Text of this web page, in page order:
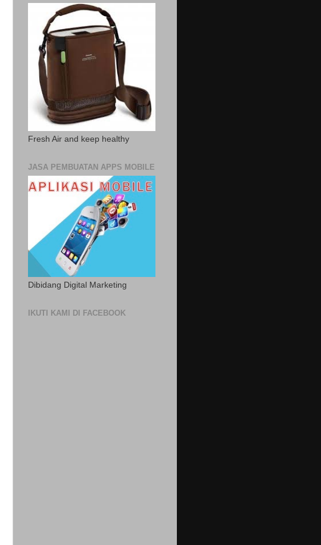
Fresh Air and keep healthy
JASA PEMBUATAN APPS MOBILE
Dibidang Digital Marketing
IKUTI KAMI DI FACEBOOK